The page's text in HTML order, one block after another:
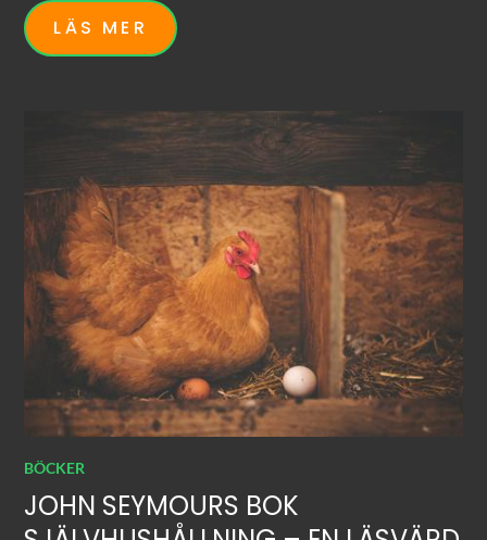
LÄS MER
BÖCKER
JOHN SEYMOURS BOK